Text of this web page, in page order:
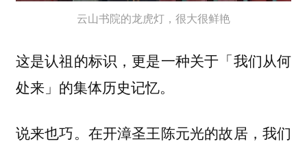
云山书院的龙虎灯，很大很鲜艳
这是认祖的标识，更是一种关于「我们从何
处来」的集体历史记忆。
说来也巧。在开漳圣王陈元光的故居，我们